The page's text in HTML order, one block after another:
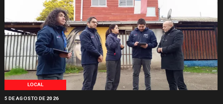
LOCAL
5 DE AGOSTO DE 2026